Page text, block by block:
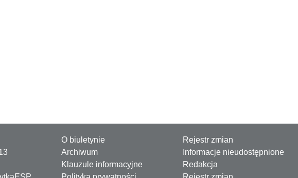
O biuletynie
Rejestr zmian
Archiwum
Informacje nieudostępnione
Klauzule informacyjne
Redakcja